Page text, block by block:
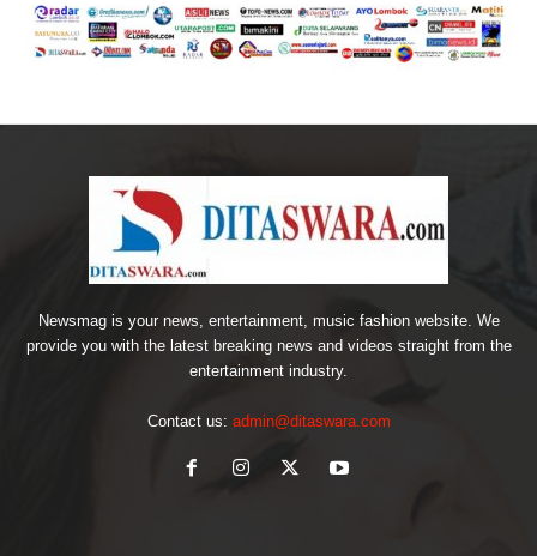
Newsmag is your news, entertainment, music fashion website. We
provide you with the latest breaking news and videos straight from the
entertainment industry.
Contact us: admin@ditaswara.com